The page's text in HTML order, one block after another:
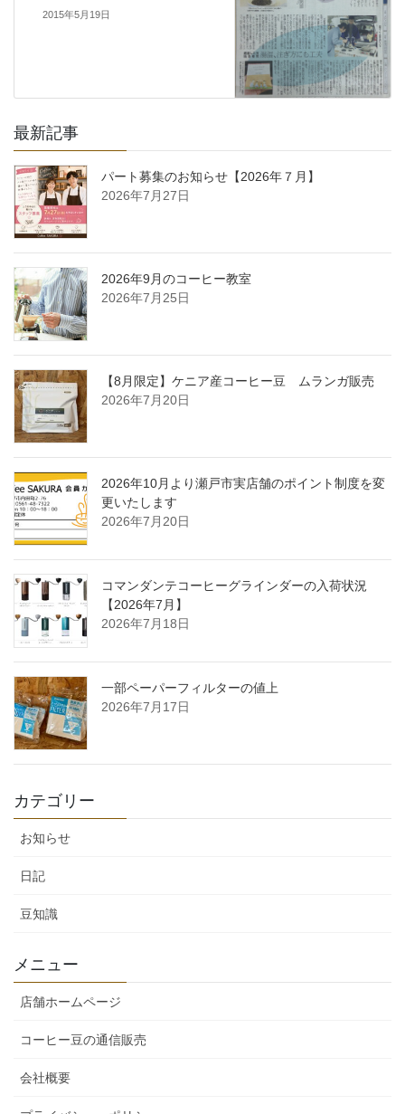
2015年5月19日
最新記事
パート募集のお知らせ【2026年７月】
2026年7月27日
2026年9月のコーヒー教室
2026年7月25日
【8月限定】ケニア産コーヒー豆 ムランガ販売
2026年7月20日
2026年10月より瀬戸市実店舗のポイント制度を変
更いたします
2026年7月20日
コマンダンテコーヒーグラインダーの入荷状況
【2026年7月】
2026年7月18日
一部ペーパーフィルターの値上
2026年7月17日
カテゴリー
お知らせ
日記
豆知識
メニュー
店舗ホームページ
コーヒー豆の通信販売
会社概要